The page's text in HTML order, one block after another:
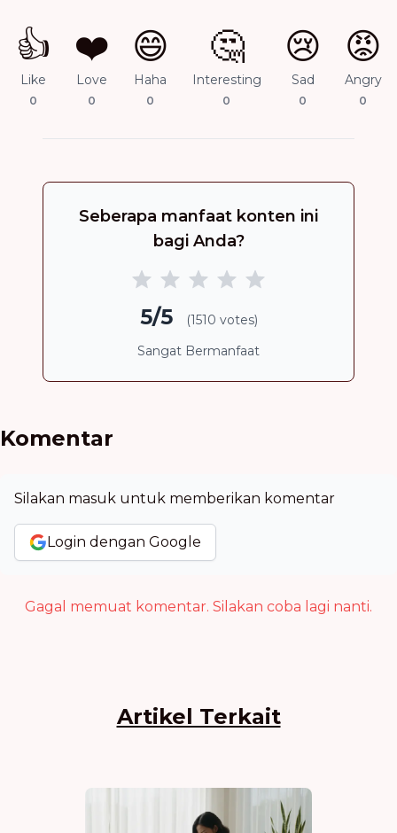
👍
Like
0
❤️
Love
0
😄
Haha
0
🤔
Interesting
0
😢
Sad
0
😡
Angry
0
Seberapa manfaat konten ini
bagi Anda?
5/5
(1510 votes)
Sangat Bermanfaat
Komentar
Silakan masuk untuk memberikan komentar
Login dengan Google
Gagal memuat komentar. Silakan coba lagi nanti.
Artikel Terkait